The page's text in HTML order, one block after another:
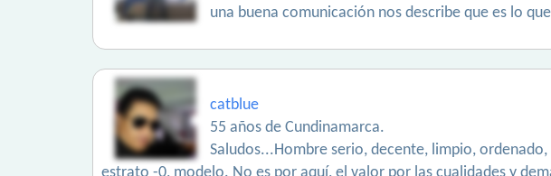
una buena comunicación nos describe que es lo
catblue
55 años de Cundinamarca.
Saludos...Hombre serio, decente, limpio,